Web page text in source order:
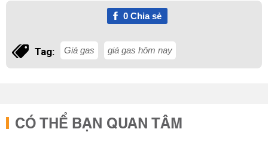
0Chia sẻ
Tag: Giá gas giá gas hôm nay
CÓ THỂ BẠN QUAN TÂM